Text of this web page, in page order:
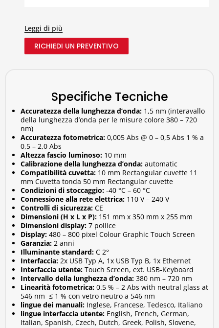
riferimento. Misura fino a cinque scale di colore
ISO/ASTM. Lo strumento LICO Hach è uno
spettrocolorimetro ad alte prestazioni per misure
esatte misure del colore, conformi ai vari standard DIN-
ISO-ASTM o ai metodi AOCS, vengono ottenute dopo
un'unica misurazione. Vengono visualizzati i tradizionali
valori di colore, ad esempio Hazen o Gardner, oltre che i
moderni sistemi di colori, quali CIE-L*a*b*, o le misure
di colore corrispondenti alla farmacopea europea o
statunitense. È inoltre possibile eseguire la
trasmissione, la misura dell'assorbanza e la scansione
di lunghezze d'onda, che consentono allo strumento di
essere utilizzato per più applicazioni in laboratorio o in
produzione. Il funzionamento intuitivo, grazie al display
touchscreen ad alta risoluzione, facilita le operazioni di
misurazione nelle analisi ordinarie. I risultati delle
misurazioni possono essere trasferiti facilmente alla
rete di laboratorio esistente tramite l'interfaccia
Ethernet.
Tutte le principali scale di colore in un unico
strumento
Identificazione automatica delle cuvette
Elevata affidabilità di misurazione grazie ai menu
guida
Leggi di più
RICHIEDI UN PREVENTIVO
Specifiche Tecniche
Accuratezza della lunghezza d’onda: 1,5 nm (interavallo
della lunghezza d’onda per le misure colore 380 – 720
nm)
Accuratezza fotometrica: 0,005 Abs @ 0 – 0,5 Abs 1 % a
0,5 – 2,0 Abs
Altezza fascio luminoso: 10 mm
Calibrazione della lunghezza d’onda: automatic
Compatibilità cuvetta: 10 mm Rectangular cuvette 11
mm Cuvetta tonda 50 mm Rectangular cuvette
Condizioni di stoccaggio: -40 °C – 60 °C
Connessione alla rete elettrica: 110 V – 240 V
Controlli di sicurezza: CE
Dimensioni (H x L x P): 151 mm x 350 mm x 255 mm
Dimensioni display: 7 pollice
Display: 480 – 800 pixel Colour Graphic Touch Screen
Garanzia: 2 anni
Illuminante standard: C 2°
Interfaccia: 2x USB Typ A, 1x USB Typ B, 1x Ethernet
Interfaccia utente: Touch Screen, ext. USB-Keyboard
Intervallo della lunghezza d’onda: 380 nm – 720 nm
Linearità fotometrica: 0.5 % – 2 Abs with neutral glass at
546 nm ≤ 1 % con vetro neutro a 546 nm
lingue dei manuali: Inglese, Francese, Tedesco, Italiano
lingue interfaccia utente: English, French, German,
Italian, Spanish, Czech, Dutch, Greek, Polish, Slovene,